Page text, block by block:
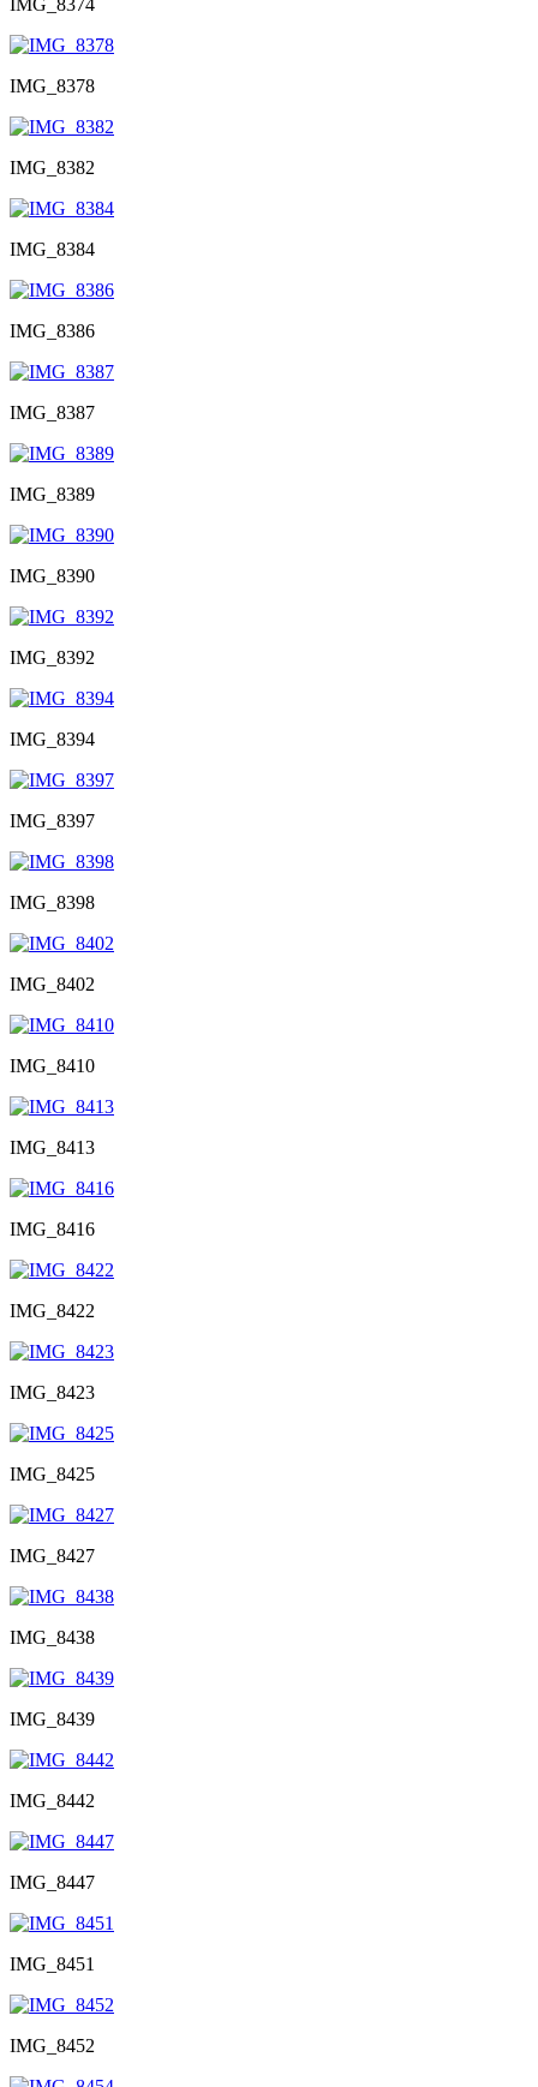
IMG_8378
IMG_8382
IMG_8384
IMG_8386
IMG_8387
IMG_8389
IMG_8390
IMG_8392
IMG_8394
IMG_8397
IMG_8398
IMG_8402
IMG_8410
IMG_8413
IMG_8416
IMG_8422
IMG_8423
IMG_8425
IMG_8427
IMG_8438
IMG_8439
IMG_8442
IMG_8447
IMG_8451
IMG_8452